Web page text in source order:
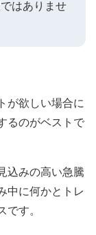
はありませ
が欲しい場合に
るのがベストで
込みの高い急騰
中に何かとトレ
です。